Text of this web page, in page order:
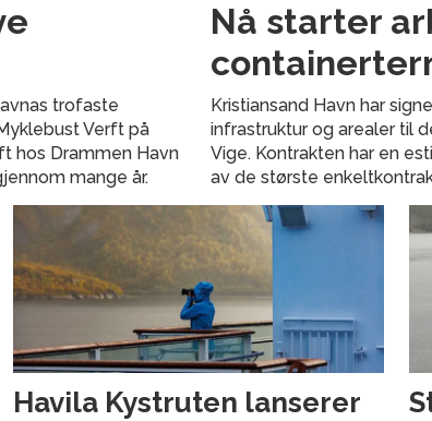
trofaste
Verft på
hos Drammen Havn
mange år.
Nå starter
Kristiansand Havn har
infrastruktur og arealer til
Vige. Kontrakten har en
av de største
Havila Kystruten lanserer